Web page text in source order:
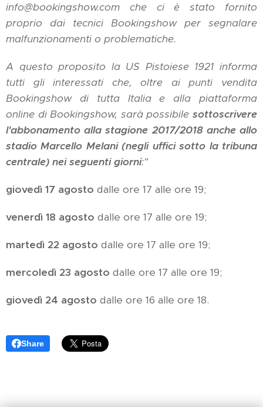
info@bookingshow.com che ci è stato fornito
proprio dai tecnici Bookingshow per segnalare
malfunzionamenti o problematiche.
A questo proposito la US Pistoiese 1921 informa
tutti gli interessati che, oltre ai punti vendita
Bookingshow di tutta Italia e alla piattaforma
online di Bookingshow, sarà possibile sottoscrivere
l'abbonamento alla stagione 2017/2018 anche allo
stadio Marcello Melani (negli uffici sotto la tribuna
centrale) nei seguenti giorni:"
giovedì 17 agosto dalle ore 17 alle ore 19;
venerdì 18 agosto dalle ore 17 alle ore 19;
martedì 22 agosto dalle ore 17 alle ore 19;
mercoledì 23 agosto dalle ore 17 alle ore 19;
giovedì 24 agosto dalle ore 16 alle ore 18.
Share